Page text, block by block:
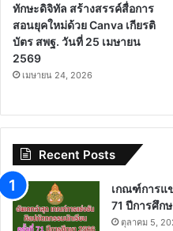
ทักษะดิจิทัล สร้างสรรค์สื่อการ
สอนยุคใหม่ด้วย Canva เกียรติ
บัตร สพฐ. วันที่ 25 เมษายน
2569
เมษายน 24, 2026
Recent Posts
เกณฑ์การแ
71 ปีการศึก
ตุลาคม 5,